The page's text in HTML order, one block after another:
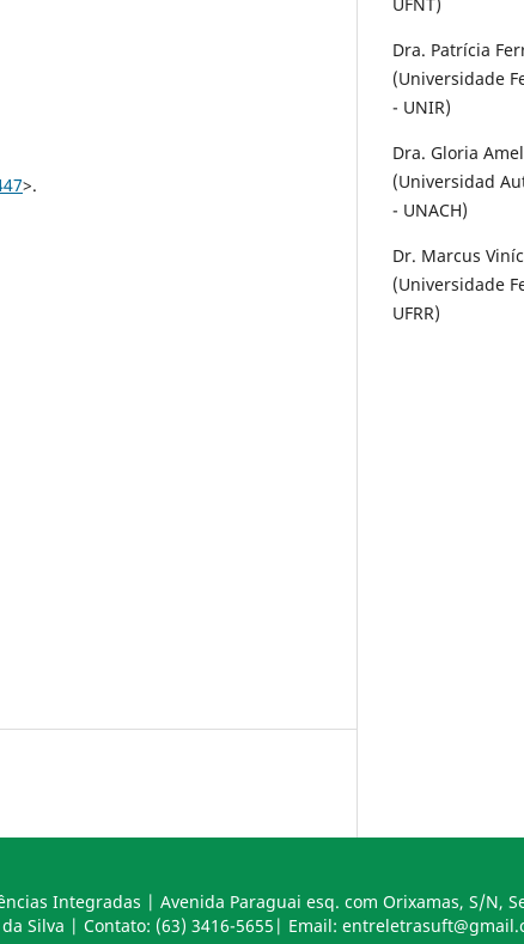
>.
Dra. Patrícia
(Universidade
- UNIR)
Dra. Gloria
(Universidad
- UNACH)
Dr. Marcus
(Universidade
UFRR)
Integradas | Avenida Paraguai esq. com Orixamas, S/N,
Silva | Contato: (63) 3416-5655| Email: